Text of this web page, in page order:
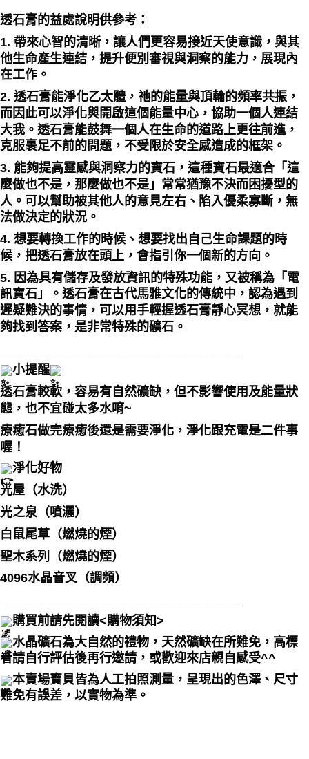
透石膏的益處說明供參考：
1. 帶來心智的清晰，讓人們更容易接近天使意識，與其
他生命產生連結，提升便別審視與洞察的能力，展現內
在工作。
2. 透石膏能淨化乙太體，祂的能量與頂輪的頻率共振，
而因此可以淨化與開啟這個能量中心，協助一個人連結
大我。透石膏能鼓舞一個人在生命的道路上更往前進，
克服裹足不前的問題，不受限於安全感造成的框架。
3. 能夠提高靈感與洞察力的寶石，這種寶石最適合「這
麼做也不是，那麼做也不是」常常猶豫不決而困擾型的
人。可以幫助被其他人的意見左右、陷入優柔寡斷，無
法做決定的狀況。
4. 想要轉換工作的時候、想要找出自己生命課題的時
候，把透石膏放在頭上，會指引你一個新的方向。
5. 因為具有儲存及發放資訊的特殊功能，又被稱為「電
訊寶石」。透石膏在古代馬雅文化的傳統中，認為遇到
遲疑難決的事情，可以用手輕握透石膏靜心冥想，就能
夠找到答案，是非常特殊的礦石。
小提醒
透石膏較軟，容易有自然礦缺，但不影響使用及能量狀
態，也不宜碰太多水唷~
療癒石做完療癒後還是需要淨化，淨化跟充電是二件事
喔！
淨化好物
光屋（水洗）
光之泉（噴灑）
白鼠尾草（燃燒的煙）
聖木系列（燃燒的煙）
4096水晶音叉（調頻）
購買前請先閱讀<購物須知>
水晶礦石為大自然的禮物，天然礦缺在所難免，高標
者請自行評估後再行邀請，或歡迎來店親自感受^^
本賣場寶貝皆為人工拍照測量，呈現出的色澤、尺寸
難免有誤差，以實物為準。